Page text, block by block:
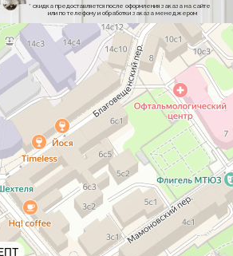
* скидка предоставляется после оформления заказа на сайте
или по телефону и обработки заказа менеджером